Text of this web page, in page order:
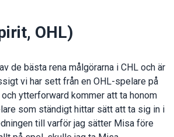
OHL)
de bästa rena målgörarna i CHL och är
vi har sett från en OHL-spelare på
ytterforward kommer att ta honom
som ständigt hittar sätt att ta sig in i
till varför jag sätter Misa före